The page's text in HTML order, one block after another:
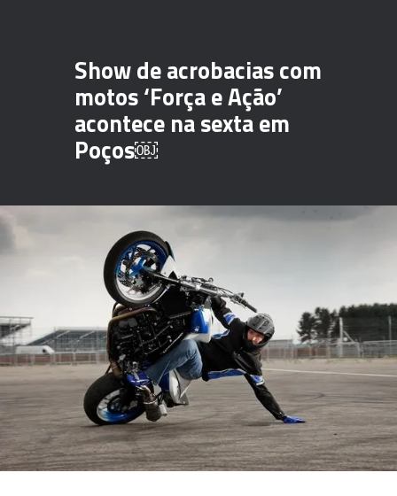
Show de acrobacias com
motos ‘Força e Ação’
acontece na sexta em
Poços￼